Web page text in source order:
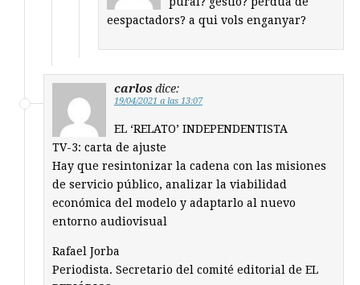
eespactadors? a qui vols enganyar?
carlos dice:
19/04/2021 a las 13:07
EL ‘RELATO’ INDEPENDENTISTA
TV-3: carta de ajuste
Hay que resintonizar la cadena con las misiones
de servicio público, analizar la viabilidad
económica del modelo y adaptarlo al nuevo
entorno audiovisual
Rafael Jorba
Periodista. Secretario del comité editorial de EL